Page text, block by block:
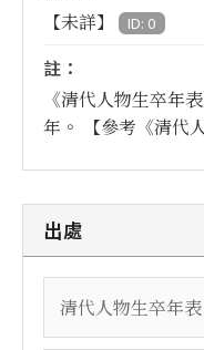
【未詳】 ID: 0
註：
《清代人物生卒年
年。 【參考《清代
出處
清代人物生卒年表